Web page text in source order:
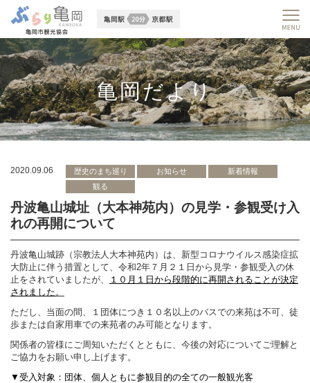
亀岡だより
2020.09.06 歴史のまち巡り お知らせ
新着情報
観る
丹波亀山城址（大本神苑内）の見学・参観受け入
れの再開について
丹波亀山城跡（宗教法人大本神苑内）は、新型コロナウイルス感染症拡
大防止に伴う措置として、令和2年７月２１日から見学・参観受入の休
止をされていましたが、
１０月１日から段階的に再開されることが決定
されました 。
ただし、当面の間、１団体につき１０名以上のバスでの来苑は不可、徒
歩または自家用車での来苑者のみ可能となります。
関係者の皆様にご周知いただくとともに、今後の対応についてご理解と
ご協力をお願い申し上げます。
▼受入対象：団体、個人ともに参観目的の全ての一般観光客